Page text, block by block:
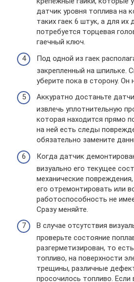
датчик уровня топлива на
таких гаек 6 штук, а для их
потребуется торцевая
гаечный ключ.
Под одной из гаек
закрепленный на шпильке.
уберите пока в сторону.
Аккуратно достаньте
извлечь уплотнительную
которая находится прямо
на ней есть следы
обязательно замените
Когда датчик
визуально его текущее
механические
его отремонтировать или
работоспособность не
Сразу меняйте.
В случае отсутствия
проверьте состояние
разгерметизирован, то
топливо, на поверхности
трещины, различные
просочилось топливо. Если